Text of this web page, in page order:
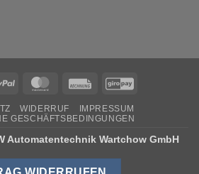
PayPal MasterCardRechungGiroPay
WIDERRUF
IMPRESSUM
GESCHÄFTSBEDINGUNGEN
Automatentechnik Wartchow GmbH